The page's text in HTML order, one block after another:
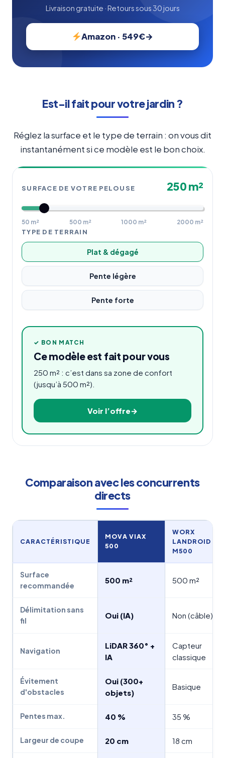
Livraison gratuite · Retours sous 30 jours
Amazon · 549€
Est-il fait pour votre jardin ?
Réglez la surface et le type de terrain : on vous dit
instantanément si ce modèle est le bon choix.
SURFACE DE VOTRE PELOUSE 250 m²
50 m² 500 m² 1000 m² 2000 m²
TYPE DE TERRAIN
Plat & dégagé
Pente légère
Pente forte
✓ BON MATCH
Ce modèle est fait pour vous
250 m² : c’est dans sa zone de confort
(jusqu’à 500 m²).
Voir l’offre
Comparaison avec les concurrents
directs
CARACTÉRISTIQUE
MOVA VIAX
500
WORX
LANDROID
M500
Surface
recommandée
500 m² 500 m²
Délimitation sans
fil
Oui (IA) Non (câble)
Navigation
LiDAR 360° +
IA
Capteur
classique
Évitement
d'obstacles
Oui (300+
objets)
Basique
Pentes max. 40 % 35 %
Largeur de coupe 20 cm 18 cm